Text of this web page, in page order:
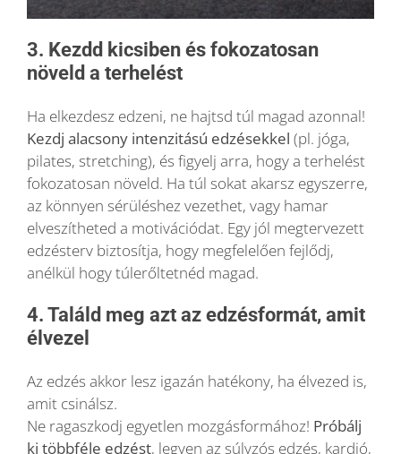
3. Kezdd kicsiben és fokozatosan
növeld a terhelést
Ha elkezdesz edzeni, ne hajtsd túl magad azonnal!
Kezdj alacsony intenzitású edzésekkel (pl. jóga,
pilates, stretching), és figyelj arra, hogy a terhelést
fokozatosan növeld. Ha túl sokat akarsz egyszerre,
az könnyen sérüléshez vezethet, vagy hamar
elveszítheted a motivációdat. Egy jól megtervezett
edzésterv biztosítja, hogy megfelelően fejlődj,
anélkül hogy túlerőltetnéd magad.
4. Találd meg azt az edzésformát, amit
élvezel
Az edzés akkor lesz igazán hatékony, ha élvezed is,
amit csinálsz.
Ne ragaszkodj egyetlen mozgásformához! Próbálj
ki többféle edzést, legyen az súlyzós edzés, kardió,